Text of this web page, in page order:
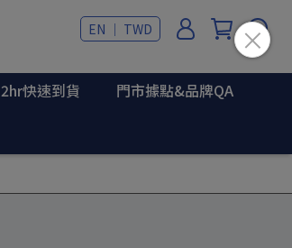
EN ｜ TWD
2hr快速到貨 門市據點&品牌QA